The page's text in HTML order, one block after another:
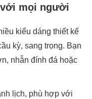
mọi người
kiểu dáng thiết kế
kỳ, sang trọng. Bạn
nhẫn đính đá hoặc
lịch, phù hợp với